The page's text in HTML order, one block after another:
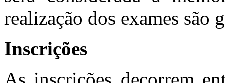
realização dos exames são
Inscrições